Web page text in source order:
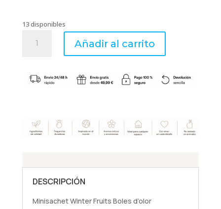
13 disponibles
sachet
perfumado
Fruits
Añadir al carrito
DESCRIPCIÓN
Minisachet Winter Fruits Boles d’olor